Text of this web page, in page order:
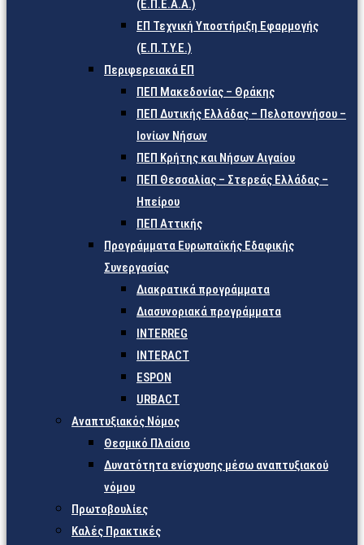
(Ε.Π.Ε.Α.Α.)
ΕΠ Τεχνική Υποστήριξη Εφαρμογής
(Ε.Π.Τ.Υ.Ε.)
Περιφερειακά ΕΠ
ΠΕΠ Μακεδονίας – Θράκης
ΠΕΠ Δυτικής Ελλάδας – Πελοποννήσου –
Ιονίων Νήσων
ΠΕΠ Κρήτης και Νήσων Αιγαίου
ΠΕΠ Θεσσαλίας – Στερεάς Ελλάδας –
Ηπείρου
ΠΕΠ Αττικής
Προγράμματα Ευρωπαϊκής Εδαφικής
Συνεργασίας
Διακρατικά προγράμματα
Διασυνοριακά προγράμματα
INTERREG
INTERACT
ESPON
URBACT
Αναπτυξιακός Νόμος
Θεσμικό Πλαίσιο
Δυνατότητα ενίσχυσης μέσω αναπτυξιακού
νόμου
Πρωτοβουλίες
Καλές Πρακτικές